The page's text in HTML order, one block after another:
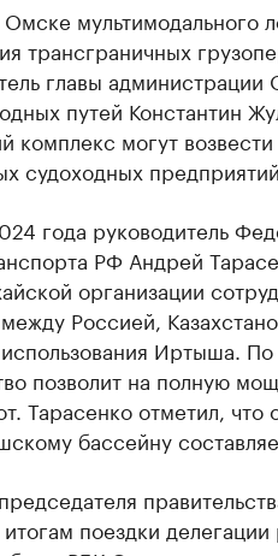
мультимодального
трансграничных
главы
путей Константин
комплекс могут
судоходных
года руководитель
РФ Андрей
организации
между Россией,
Иртыша.
позволит на полную
Тарасенко отметил,
бассейну
поездки делегации